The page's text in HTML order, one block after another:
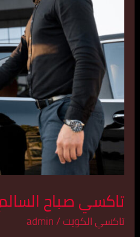
تاكسي صباح
تاكسي الكويت/
admin